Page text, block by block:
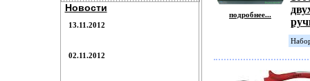
Новости
13.11.2012
02.11.2012
подробнее...